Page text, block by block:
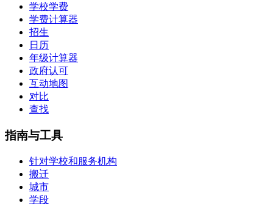
学校学费
学费计算器
招生
日历
年级计算器
政府认可
互动地图
对比
查找
指南与工具
针对学校和服务机构
搬迁
城市
学段